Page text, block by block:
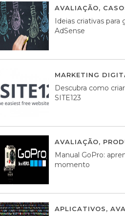
AVALIAÇÃO,
Ideias criativas para
AdSense
MARKETING
Descubra como
SITE123
AVALIAÇÃO,
Manual GoPro:
momento
APLICATIVOS,